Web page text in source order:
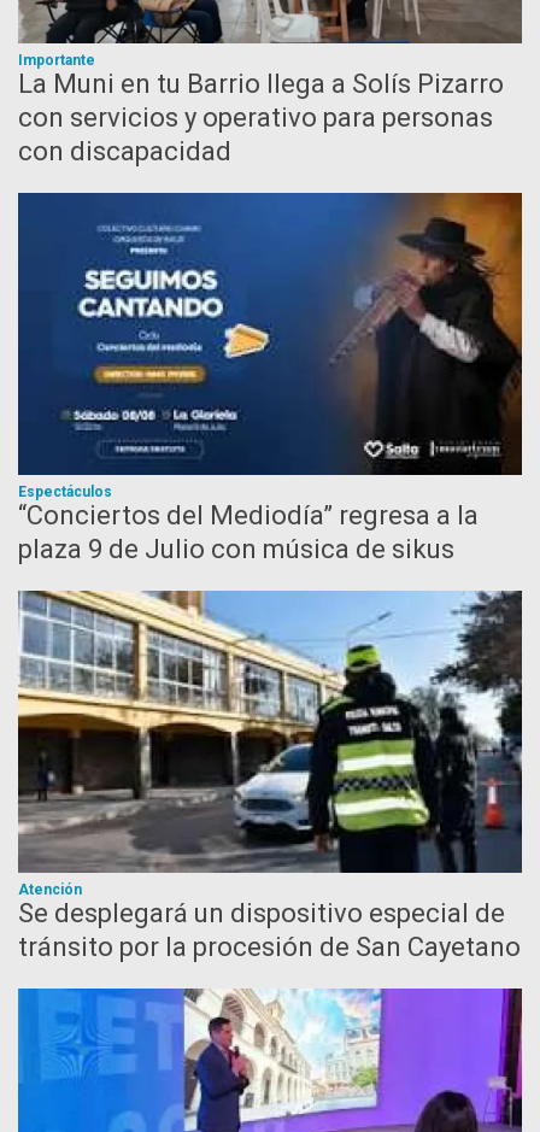
Importante
La Muni en tu Barrio llega a Solís Pizarro
con servicios y operativo para personas
con discapacidad
Espectáculos
“Conciertos del Mediodía” regresa a la
plaza 9 de Julio con música de sikus
Atención
Se desplegará un dispositivo especial de
tránsito por la procesión de San Cayetano